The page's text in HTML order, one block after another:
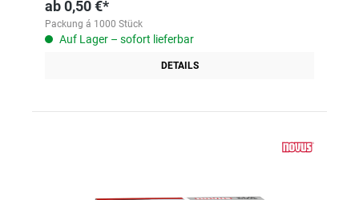
ab0,50 €*
Packung á 1000 Stück
Auf Lager – sofort lieferbar
DETAILS